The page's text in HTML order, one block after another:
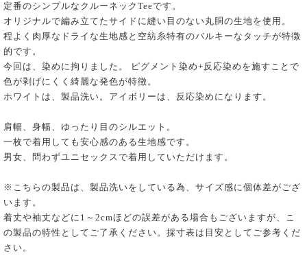
定番のシンプルなクルーネックTeeです。
オリジナルで編み立てたサイドに縫い目のない丸胴の生地を使用。
程よく肉厚なドライな生地感と空紡糸特有のバルキーなタッチが特徴
的です。
今回は、染めに拘りました。 ピグメント染め+反応染めを施すことで
色が剥げにくく綺麗な発色が特徴。
ホワイトは、製品洗い。アイボリーは、反応染めになります。
肩幅、身幅、ゆったり目のシルエット。
一枚で着用しても安心感のある生地感です。
男女、問わずユニセックスで着用していただけます。
※こちらの製品は、製品洗いをしている為、サイズ感に個体差がござ
います。
着丈や袖丈などに1～2cmほどの誤差がある場合もございますが、こ
の製品の特性としてご了承ください。採寸表は目安としてご参考くだ
さい。